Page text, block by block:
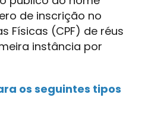
de inscrição no
Físicas (CPF) de réus
instância por
os seguintes tipos